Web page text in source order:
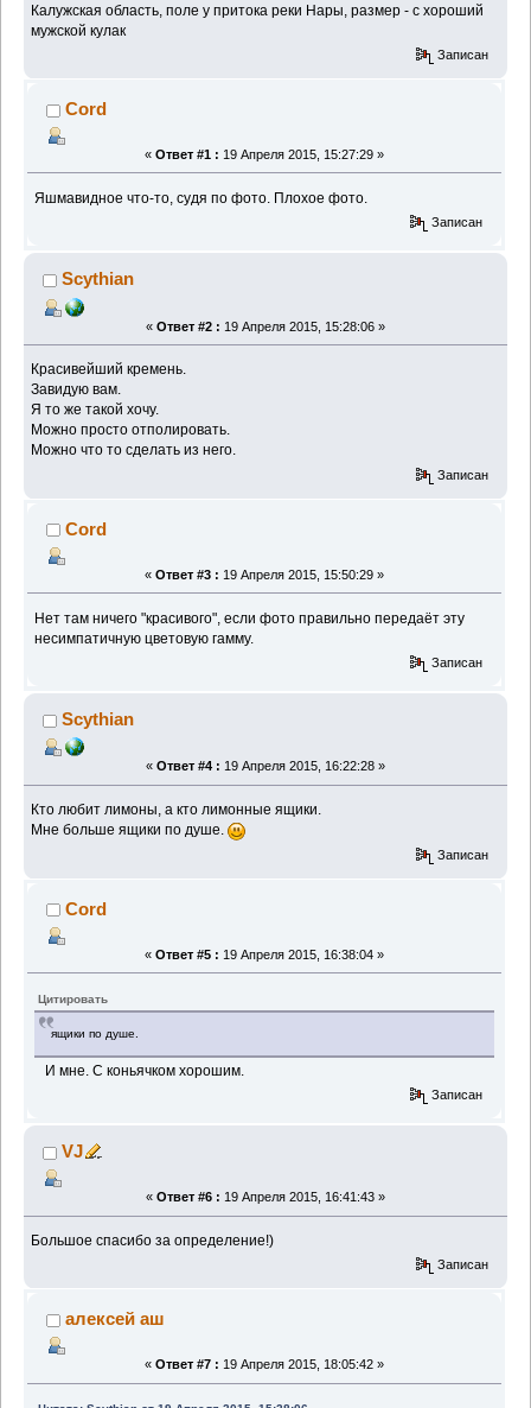
Калужская область, поле у притока реки Нары, размер - с хороший
мужской кулак
Записан
Cord
« Ответ #1 : 19 Апреля 2015, 15:27:29 »
Яшмавидное что-то, судя по фото. Плохое фото.
Записан
Scythian
« Ответ #2 : 19 Апреля 2015, 15:28:06 »
Красивейший кремень.
Завидую вам.
Я то же такой хочу.
Можно просто отполировать.
Можно что то сделать из него.
Записан
Cord
« Ответ #3 : 19 Апреля 2015, 15:50:29 »
Нет там ничего "красивого", если фото правильно передаёт эту
несимпатичную цветовую гамму.
Записан
Scythian
« Ответ #4 : 19 Апреля 2015, 16:22:28 »
Кто любит лимоны, а кто лимонные ящики.
Мне больше ящики по душе.
Записан
Cord
« Ответ #5 : 19 Апреля 2015, 16:38:04 »
Цитировать
ящики по душе.
И мне. С коньячком хорошим.
Записан
VJ
« Ответ #6 : 19 Апреля 2015, 16:41:43 »
Большое спасибо за определение!)
Записан
алексей аш
« Ответ #7 : 19 Апреля 2015, 18:05:42 »